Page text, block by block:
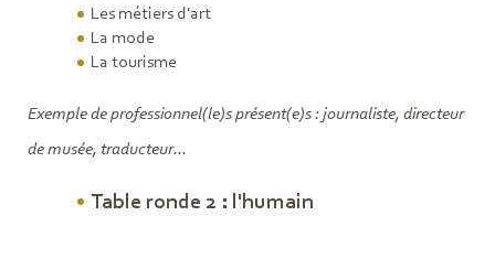
Les métiers d'art
La mode
La tourisme
Exemple de professionnel(le)s présent(e)s : journaliste, directeur
de musée, traducteur...
Table ronde 2 : l'humain